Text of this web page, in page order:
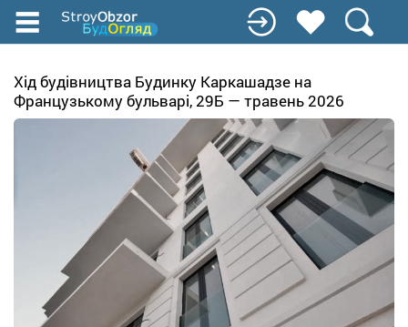
Перейти
до
вмісту
Хід будівництва Будинку Каркашадзе на
Французькому бульварі, 29Б — травень 2026